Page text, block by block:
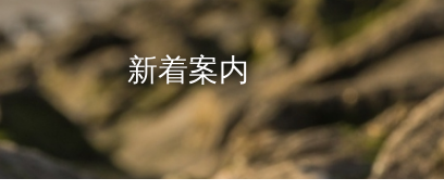
新着案内